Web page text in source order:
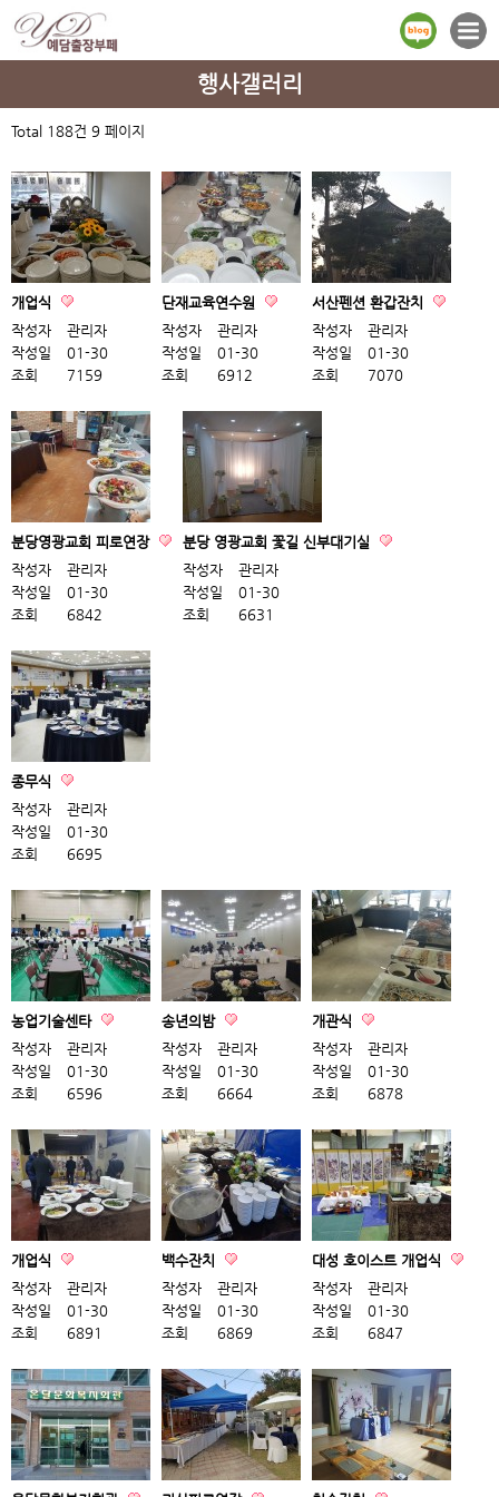
행사갤러리
Total 188건 9 페이지
개업식
작성자
관리자
작성일
01-30
조회
7159
단재교육연수원
작성자
관리자
작성일
01-30
조회
6912
서산펜션 환갑잔치
작성자
관리자
작성일
01-30
조회
7070
분당영광교회 피로연장
작성자
관리자
작성일
01-30
조회
6842
분당 영광교회 꽃길 신부대기실
작성자
관리자
작성일
01-30
조회
6631
종무식
작성자
관리자
작성일
01-30
조회
6695
농업기술센타
작성자
관리자
작성일
01-30
조회
6596
송년의밤
작성자
관리자
작성일
01-30
조회
6664
개관식
작성자
관리자
작성일
01-30
조회
6878
개업식
작성자
관리자
작성일
01-30
조회
6891
백수잔치
작성자
관리자
작성일
01-30
조회
6869
대성 호이스트 개업식
작성자
관리자
작성일
01-30
조회
6847